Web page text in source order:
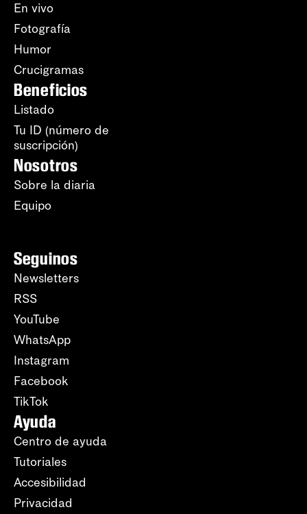
En vivo
Fotografía
Humor
Crucigramas
Beneficios
Listado
Tu ID (número de
suscripción)
Nosotros
Sobre la diaria
Equipo
Seguinos
Newsletters
RSS
YouTube
WhatsApp
Instagram
Facebook
TikTok
Ayuda
Centro de ayuda
Tutoriales
Accesibilidad
Privacidad